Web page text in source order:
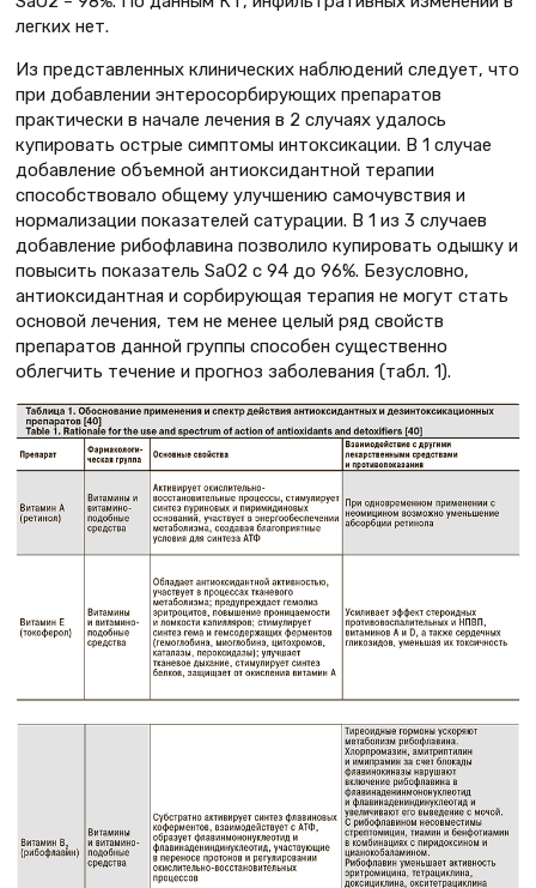
легких нет.
Из представленных клинических наблюдений следует, что
при добавлении энтеросорбирующих препаратов
практически в начале лечения в 2 случаях удалось
купировать острые симптомы интоксикации. В 1 случае
добавление объемной антиоксидантной терапии
способствовало общему улучшению самочувствия и
нормализации показателей сатурации. В 1 из 3 случаев
добавление рибофлавина позволило купировать одышку и
повысить показатель SaO2 с 94 до 96%. Безусловно,
антиоксидантная и сорбирующая терапия не могут стать
основой лечения, тем не менее целый ряд свойств
препаратов данной группы способен существенно
облегчить течение и прогноз заболевания (табл. 1).